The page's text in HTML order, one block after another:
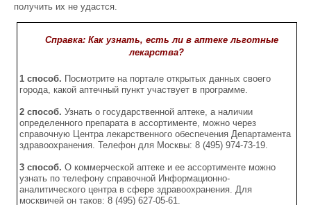
получить их не удастся.
Справка: Как узнать, есть ли в аптеке льготные
лекарства?
1 способ. Посмотрите на портале открытых данных своего
города, какой аптечный пункт участвует в программе.
2 способ. Узнать о государственной аптеке, а наличии
определенного препарата в ассортименте, можно через
справочную Центра лекарственного обеспечения Департамента
здравоохранения. Телефон для Москвы: 8 (495) 974-73-19.
3 способ. О коммерческой аптеке и ее ассортименте можно
узнать по телефону справочной Информационно-
аналитического центра в сфере здравоохранения. Для
москвичей он таков: 8 (495) 627-05-61.